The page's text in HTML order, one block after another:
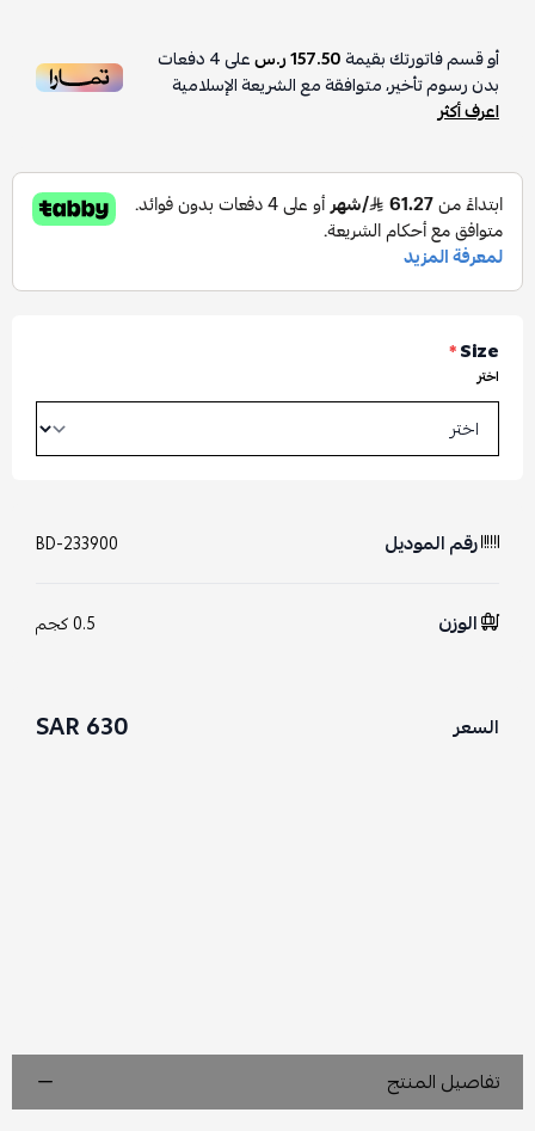
أو قسم فاتورتك بقيمة157.50 ر.س على4دفعات
بدون رسوم تأخير، متوافقة مع الشريعة الإسلامية
اعرف أكثر
Size
*
اختر
رقم الموديل BD-233900
الوزن 0.5 كجم
السعر 630 SAR
تفاصيل المنتج